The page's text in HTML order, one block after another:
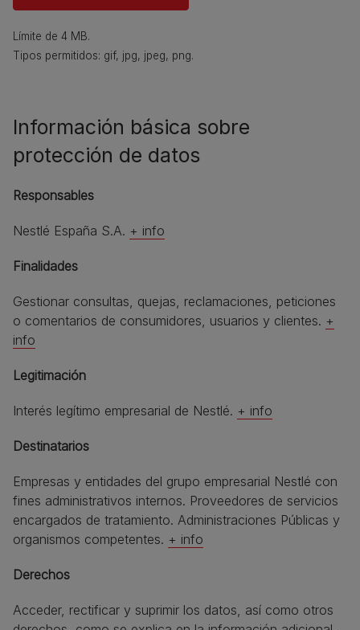
Límite de 4 MB.
Tipos permitidos: gif, jpg, jpeg, png.
Información básica sobre
protección de datos
Responsables​
Nestlé España S.A. + info​
Finalidades​
Gestionar consultas, quejas, reclamaciones, peticiones
o comentarios de consumidores, usuarios y clientes. +
info​
Legitimación​
Interés legítimo empresarial de Nestlé. + info
Destinatarios​
Empresas y entidades del grupo empresarial Nestlé con
fines administrativos internos. Proveedores de servicios
encargados de tratamiento. Administraciones Públicas y
organismos competentes. + info​
Derechos​
Acceder, rectificar y suprimir los datos, así como otros